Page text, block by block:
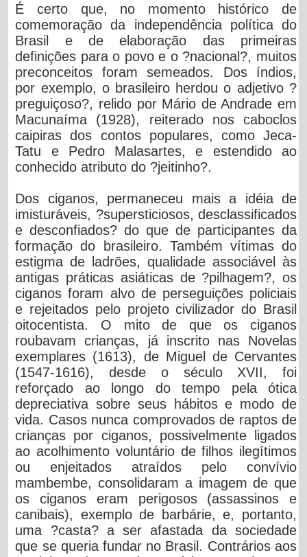
É certo que, no momento histórico de
comemoração da independência política do
Brasil e de elaboração das primeiras
definições para o povo e o ?nacional?, muitos
preconceitos foram semeados. Dos índios,
por exemplo, o brasileiro herdou o adjetivo ?
preguiçoso?, relido por Mário de Andrade em
Macunaíma (1928), reiterado nos caboclos
caipiras dos contos populares, como Jeca-
Tatu e Pedro Malasartes, e estendido ao
conhecido atributo do ?jeitinho?.
Dos ciganos, permaneceu mais a idéia de
imisturáveis, ?supersticiosos, desclassificados
e desconfiados? do que de participantes da
formação do brasileiro. Também vítimas do
estigma de ladrões, qualidade associável às
antigas práticas asiáticas de ?pilhagem?, os
ciganos foram alvo de perseguições policiais
e rejeitados pelo projeto civilizador do Brasil
oitocentista. O mito de que os ciganos
roubavam crianças, já inscrito nas Novelas
exemplares (1613), de Miguel de Cervantes
(1547-1616), desde o século XVII, foi
reforçado ao longo do tempo pela ótica
depreciativa sobre seus hábitos e modo de
vida. Casos nunca comprovados de raptos de
crianças por ciganos, possivelmente ligados
ao acolhimento voluntário de filhos ilegítimos
ou enjeitados atraídos pelo convívio
mambembe, consolidaram a imagem de que
os ciganos eram perigosos (assassinos e
canibais), exemplo de barbárie, e, portanto,
uma ?casta? a ser afastada da sociedade
que se queria fundar no Brasil. Contrários aos